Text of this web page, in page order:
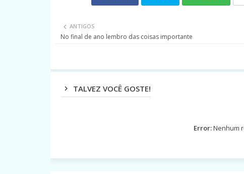
ANTIGOS
No final de ano lembro das coisas importante
TALVEZ VOCÊ GOSTE!
Error:Nenhum